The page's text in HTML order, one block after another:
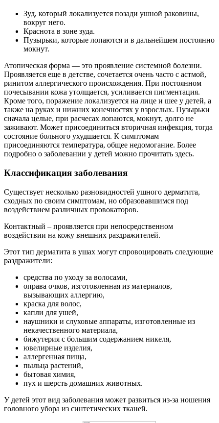
Зуд, который локализуется позади ушной раковины,
вокруг него.
Краснота в зоне зуда.
Пузырьки, которые лопаются и в дальнейшем постоянно
мокнут.
Атопическая форма — это проявление системной болезни.
Проявляется еще в детстве, сочетается очень часто с астмой,
ринитом аллергического происхождения. При постоянном
почесывании кожа утолщается, усиливается пигментация.
Кроме того, поражение локализуется на лице и шее у детей, а
также на руках и нижних конечностях у взрослых. Пузырьки
сначала целые, при расчесах лопаются, мокнут, долго не
заживают. Может присоединиться вторичная инфекция, тогда
состояние больного ухудшается. К симптомам
присоединяются температура, общее недомогание. Более
подробно о заболевании у детей можно прочитать здесь.
Классификация заболевания
Существует несколько разновидностей ушного дерматита,
сходных по своим симптомам, но образовавшимся под
воздействием различных провокаторов.
Контактный – проявляется при непосредственном
воздействии на кожу внешних раздражителей.
Этот тип дерматита в ушах могут спровоцировать следующие
раздражители:
средства по уходу за волосами,
оправа очков, изготовленная из материалов,
вызывающих аллергию,
краска для волос,
капли для ушей,
наушники и слуховые аппараты, изготовленные из
некачественного материала,
бижутерия с большим содержанием никеля,
ювелирные изделия,
аллергенная пища,
пыльца растений,
бытовая химия,
пух и шерсть домашних животных.
У детей этот вид заболевания может развиться из-за ношения
головного убора из синтетических тканей.